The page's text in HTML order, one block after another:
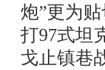
炮”更为
打97式坦
戈止镇巷